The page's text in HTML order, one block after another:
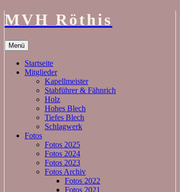
MVH Röthis
Menü
Inhalt
springen
Startseite
Mitglieder
Kapellmeister
Stabführer & Fähnrich
Holz
Hohes Blech
Tiefes Blech
Schlagwerk
Fotos
Fotos 2025
Fotos 2024
Fotos 2023
Fotos Archiv
Fotos 2022
Fotos 2021